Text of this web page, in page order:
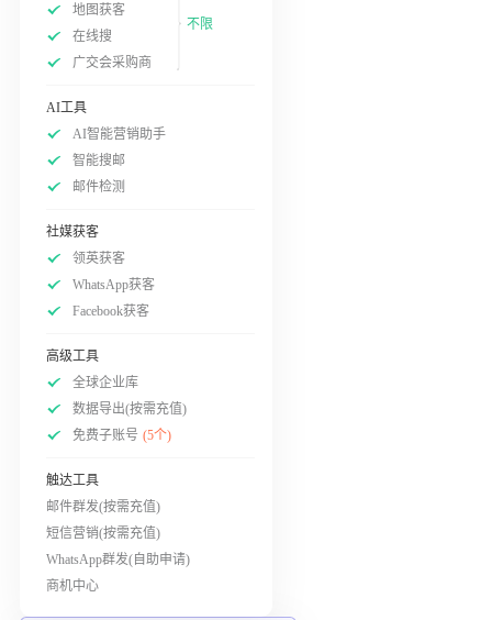
地图获客
在线搜
广交会采购商
不限
AI工具
AI智能营销助手
智能搜邮
邮件检测
社媒获客
领英获客
WhatsApp获客
Facebook获客
高级工具
全球企业库
数据导出(按需充值)
免费子账号 (5个)
触达工具
邮件群发(按需充值)
短信营销(按需充值)
WhatsApp群发(自助申请)
商机中心